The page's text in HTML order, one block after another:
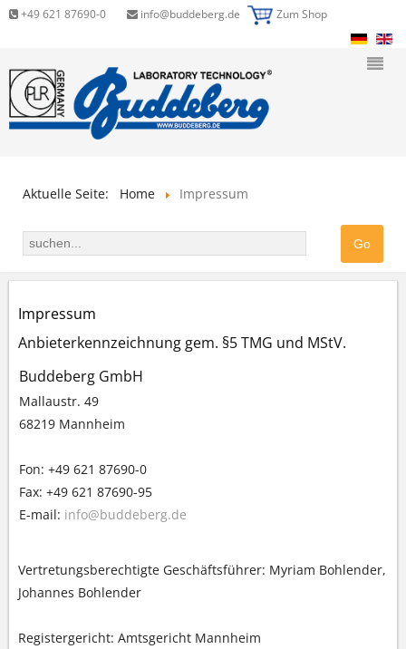
+49 621 87690-0 info@buddeberg.de Zum Shop
Aktuelle Seite: Home Impressum
Impressum
Anbieterkennzeichnung gem. §5 TMG und MStV.
Buddeberg GmbH
Mallaustr. 49
68219 Mannheim
Fon: +49 621 87690-0
Fax: +49 621 87690-95
E-mail: info@buddeberg.de
Vertretungsberechtigte Geschäftsführer: Myriam Bohlender,
Johannes Bohlender
Registergericht: Amtsgericht Mannheim